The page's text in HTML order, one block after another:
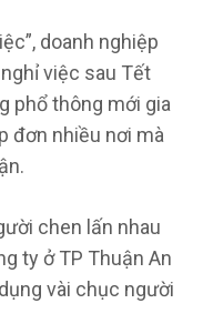
doanh nghiệp
việc sau Tết
phổ thông mới gia
đơn nhiều nơi mà
chen lấn nhau
ty ở TP Thuận An
vài chục người